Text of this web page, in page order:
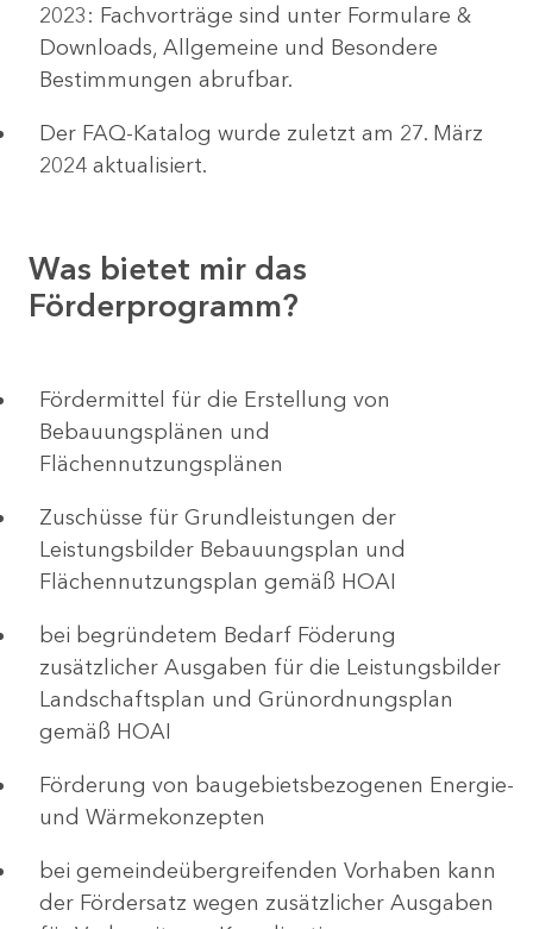
2023: Fachvorträge sind unter Formulare &
Downloads, Allgemeine und Besondere
Bestimmungen abrufbar.
Der FAQ-Katalog wurde zuletzt am 27. März
2024 aktualisiert.
Was bietet mir das
Förderprogramm?
Fördermittel für die Erstellung von
Bebauungsplänen und
Flächennutzungsplänen
Zuschüsse für Grundleistungen der
Leistungsbilder Bebauungsplan und
Flächennutzungsplan gemäß HOAI
bei begründetem Bedarf Föderung
zusätzlicher Ausgaben für die Leistungsbilder
Landschaftsplan und Grünordnungsplan
gemäß HOAI
Förderung von baugebietsbezogenen Energie-
und Wärmekonzepten
bei gemeindeübergreifenden Vorhaben kann
der Fördersatz wegen zusätzlicher Ausgaben